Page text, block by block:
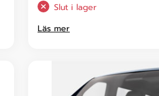
Slut i lager
Läs mer